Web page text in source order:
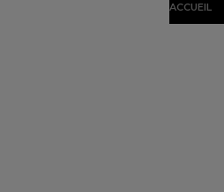
ACCUEIL